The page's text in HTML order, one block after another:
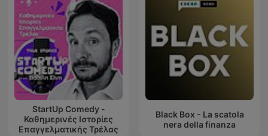
StartUp Comedy -
Καθημερινές Ιστορίες
Επαγγελματικής Τρέλας
Black Box - La scatola
nera della finanza